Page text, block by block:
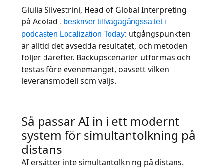
Giulia Silvestrini, Head of Global Interpreting
på Acolad , beskriver tillvägagångssättet i
podcasten Localization Today: utgångspunkten
är alltid det avsedda resultatet, och metoden
följer därefter. Backupscenarier utformas och
testas före evenemanget, oavsett vilken
leveransmodell som väljs.
Så passar AI in i ett modernt
system för simultantolkning på
distans
AI ersätter inte simultantolkning på distans.